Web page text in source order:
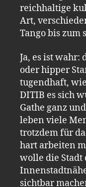
reichhaltige
Art,
Tango bis zum
Ja, es ist wahr:
oder hipper
tugendhaft,
DITIB es sich
Gathe ganz
leben viele
trotzdem für
hart arbeiten
wolle die Stadt
sichtbar